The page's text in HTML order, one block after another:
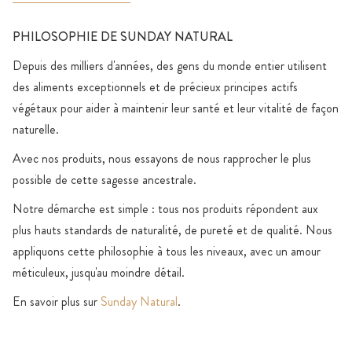
PHILOSOPHIE DE SUNDAY NATURAL
Depuis des milliers d'années, des gens du monde entier utilisent
des aliments exceptionnels et de précieux principes actifs
végétaux pour aider à maintenir leur santé et leur vitalité de façon
naturelle.
Avec nos produits, nous essayons de nous rapprocher le plus
possible de cette sagesse ancestrale.
Notre démarche est simple : tous nos produits répondent aux
plus hauts standards de naturalité, de pureté et de qualité. Nous
appliquons cette philosophie à tous les niveaux, avec un amour
méticuleux, jusqu'au moindre détail.
En savoir plus sur Sunday Natural.